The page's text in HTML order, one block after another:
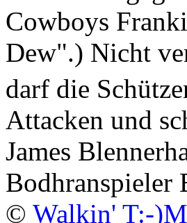
Cowboys
Dew".) Nicht
darf die
Attacken und
James
Bodhranspieler
© Walkin' T:-)M